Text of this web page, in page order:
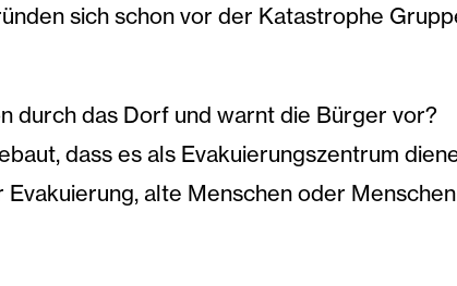
sich schon vor der Katastrophe
durch das Dorf und warnt die Bürger vor?
dass es als Evakuierungszentrum
alte Menschen oder